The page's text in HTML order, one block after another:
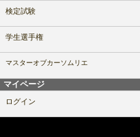
検定試験
学生選手権
マスターオブカーソムリエ
マイページ
ログイン